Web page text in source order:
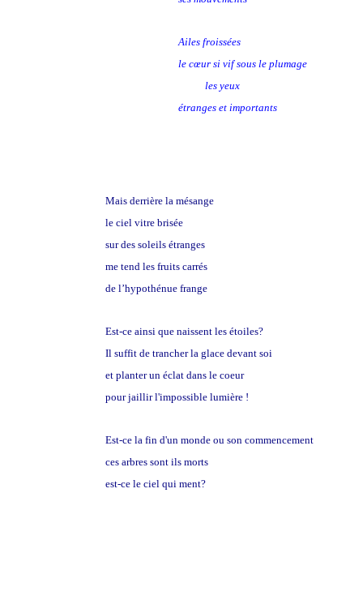
Ailes froissées
le cœur si vif sous le plumage
les yeux
étranges et importants
Mais derrière la mésange
le ciel vitre brisée
sur des soleils étranges
me tend les fruits carrés
de l’hypothénue frange
Est-ce ainsi que naissent les étoiles?
Il suffit de trancher la glace devant soi
et planter un éclat dans le coeur
pour jaillir l'impossible lumière !
Est-ce la fin d'un monde ou son commencement
ces arbres sont ils morts
est-ce le ciel qui ment?